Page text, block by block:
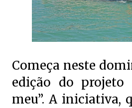
Começa neste
edição do projeto
meu”. A iniciativa,